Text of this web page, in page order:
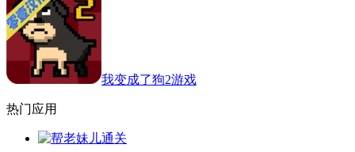
我变成了狗2游戏
热门应用